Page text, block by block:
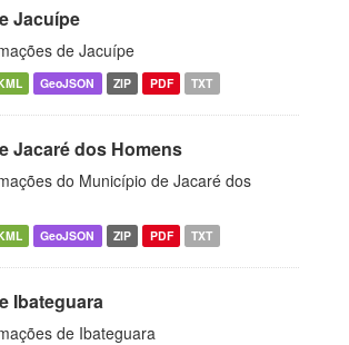
Jacuípe
de Jacuípe
GeoJSON ZIP PDF TXT
Jacaré dos Homens
do Município de Jacaré dos
GeoJSON ZIP PDF TXT
Ibateguara
de Ibateguara